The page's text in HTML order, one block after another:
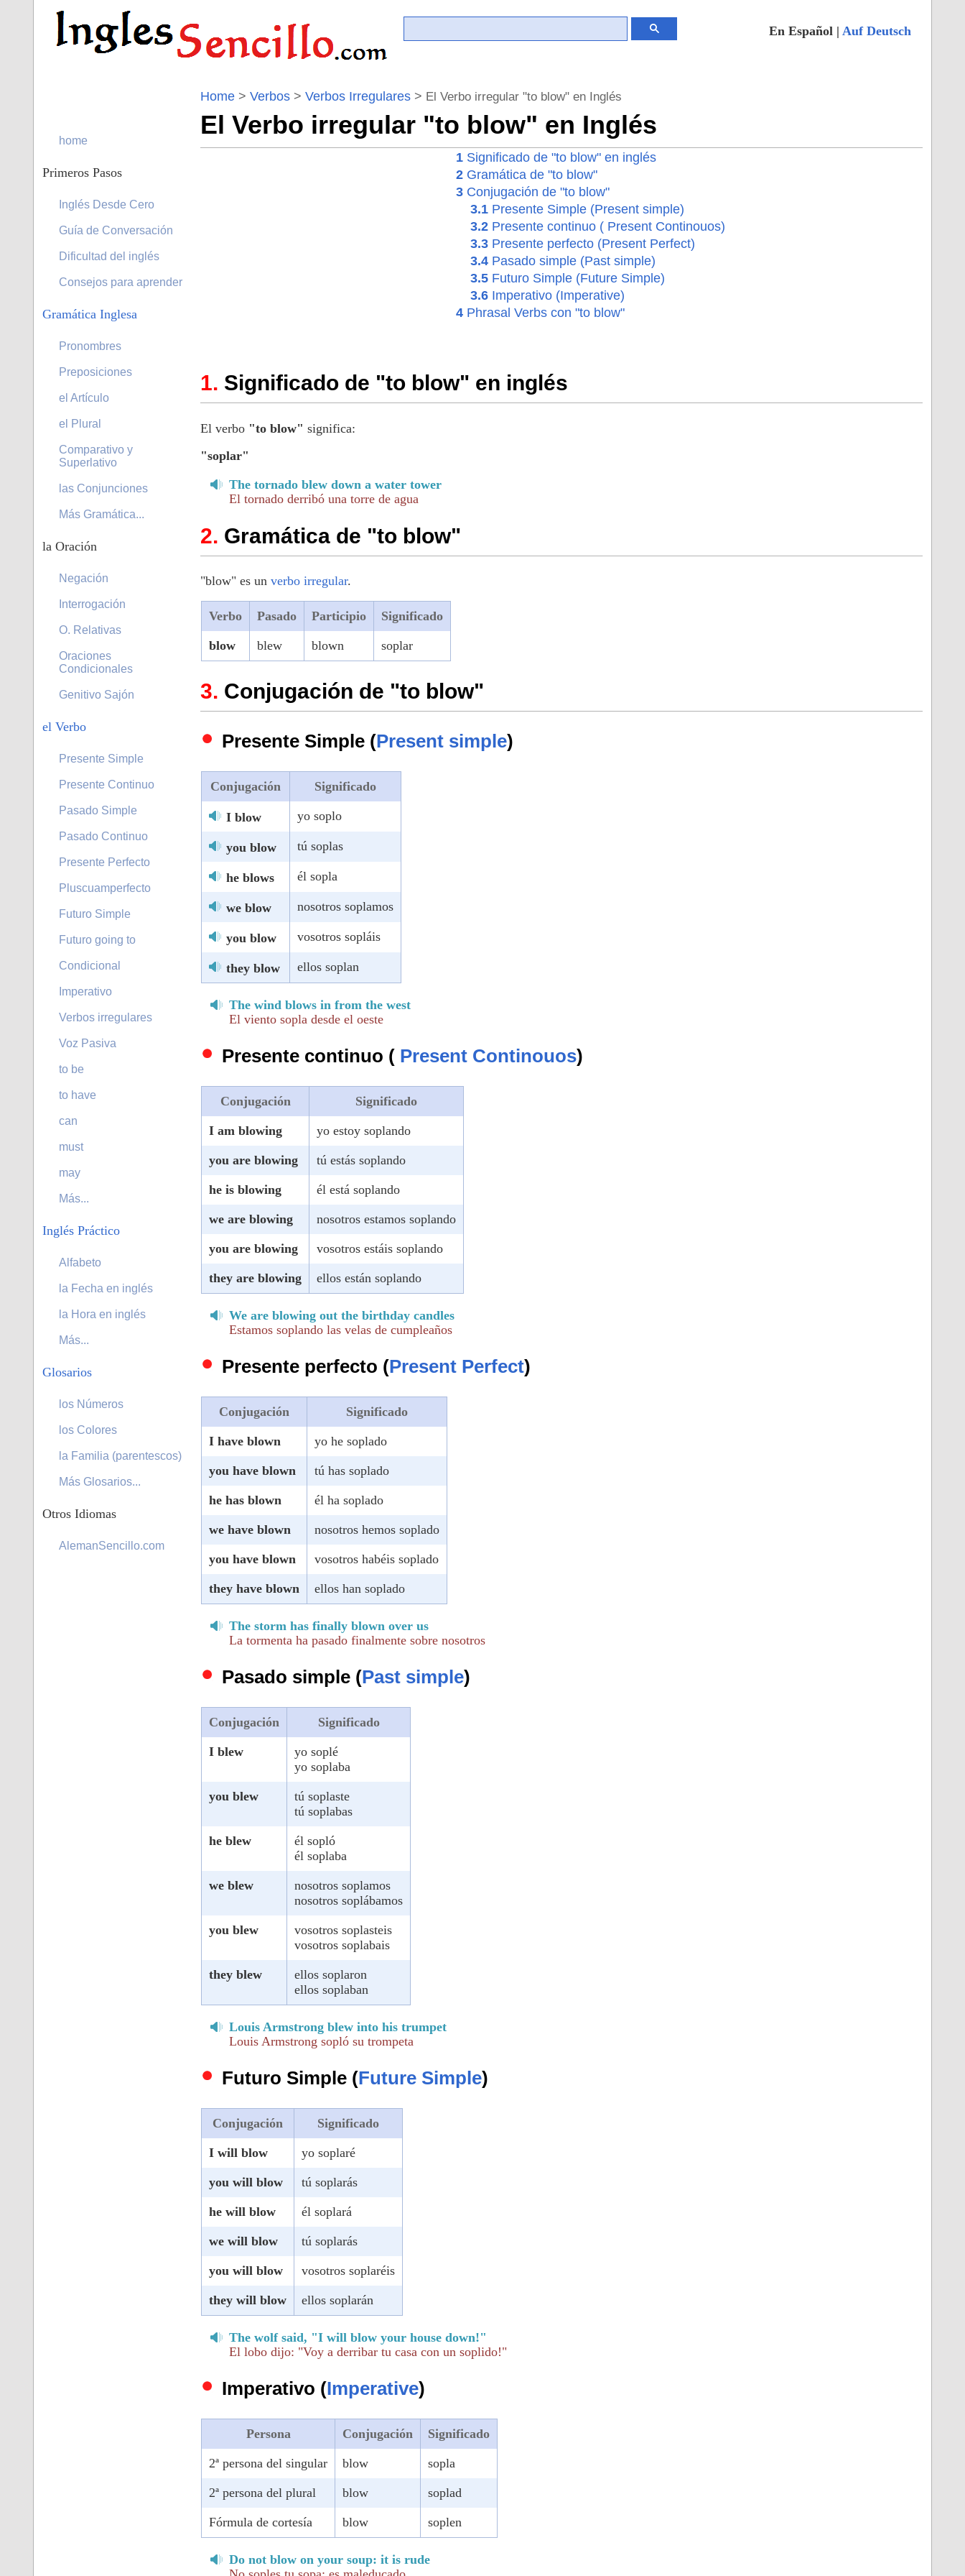
En Español | Auf Deutsch
Home > Verbos > Verbos Irregulares > El Verbo irregular "to blow" en Inglés
El Verbo irregular "to blow" en Inglés
1 Significado de "to blow" en inglés
2 Gramática de "to blow"
3 Conjugación de "to blow"
3.1 Presente Simple (Present simple)
3.2 Presente continuo ( Present Continouos)
3.3 Presente perfecto (Present Perfect)
3.4 Pasado simple (Past simple)
3.5 Futuro Simple (Future Simple)
3.6 Imperativo (Imperative)
4 Phrasal Verbs con "to blow"
Significado de "to blow" en inglés
El verbo "to blow" significa:
"soplar"
The tornado blew down a water tower
El tornado derribó una torre de agua
Gramática de "to blow"
"blow" es un verbo irregular.
Verbo Pasado Participio Significado
blow blew blown soplar
Conjugación de "to blow"
Presente Simple (Present simple)
Conjugación Significado
I blow yo soplo
you blow tú soplas
he blows él sopla
we blow nosotros soplamos
you blow vosotros sopláis
they blow ellos soplan
The wind blows in from the west
El viento sopla desde el oeste
Presente continuo ( Present Continouos)
Conjugación Significado
I am blowing yo estoy soplando
you are blowing tú estás soplando
he is blowing él está soplando
we are blowing nosotros estamos soplando
you are blowing vosotros estáis soplando
they are blowing ellos están soplando
We are blowing out the birthday candles
Estamos soplando las velas de cumpleaños
Presente perfecto (Present Perfect)
Conjugación Significado
I have blown yo he soplado
you have blown tú has soplado
he has blown él ha soplado
we have blown nosotros hemos soplado
you have blown vosotros habéis soplado
they have blown ellos han soplado
The storm has finally blown over us
La tormenta ha pasado finalmente sobre nosotros
Pasado simple (Past simple)
Conjugación Significado
I blew
yo soplé
yo soplaba
you blew
tú soplaste
tú soplabas
he blew
él sopló
él soplaba
we blew
nosotros soplamos
nosotros soplábamos
you blew
vosotros soplasteis
vosotros soplabais
they blew
ellos soplaron
ellos soplaban
Louis Armstrong blew into his trumpet
Louis Armstrong sopló su trompeta
Futuro Simple (Future Simple)
Conjugación Significado
I will blow yo soplaré
you will blow tú soplarás
he will blow él soplará
we will blow tú soplarás
you will blow vosotros soplaréis
they will blow ellos soplarán
The wolf said, "I will blow your house down!"
El lobo dijo: "Voy a derribar tu casa con un soplido!"
Imperativo (Imperative)
Persona Conjugación Significado
2ª persona del singular blow sopla
2ª persona del plural blow soplad
Fórmula de cortesía blow soplen
Do not blow on your soup: it is rude
home
Primeros Pasos
Inglés Desde Cero
Guía de Conversación
Dificultad del inglés
Consejos para aprender
Gramática Inglesa
Pronombres
Preposiciones
el Artículo
el Plural
Comparativo y
Superlativo
las Conjunciones
Más Gramática...
la Oración
Negación
Interrogación
O. Relativas
Oraciones
Condicionales
Genitivo Sajón
el Verbo
Presente Simple
Presente Continuo
Pasado Simple
Pasado Continuo
Presente Perfecto
Pluscuamperfecto
Futuro Simple
Futuro going to
Condicional
Imperativo
Verbos irregulares
Voz Pasiva
to be
to have
can
must
may
Más...
Inglés Práctico
Alfabeto
la Fecha en inglés
la Hora en inglés
Más...
Glosarios
los Números
los Colores
la Familia (parentescos)
Más Glosarios...
Otros Idiomas
AlemanSencillo.com